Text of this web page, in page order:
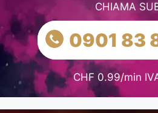
CHIAMA
0901 83
CHF 0.99/min